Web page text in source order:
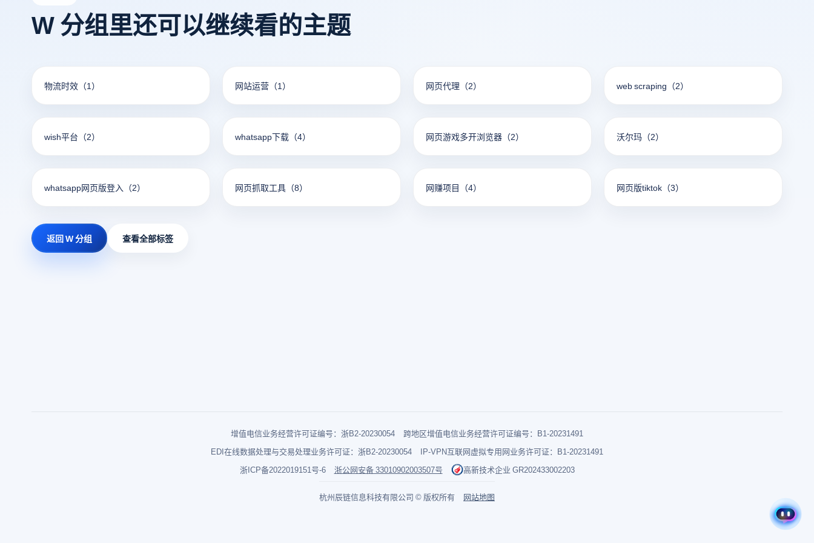
W 分组里还可以继续看的主题
物流时效 （1） 网站运营 （1） 网页代理 （2） web scraping （2）
wish平台 （2） whatsapp下载 （4） 网页游戏多开浏览器 （2） 沃尔玛 （2）
whatsapp网页版登入 （2） 网页抓取工具 （8） 网赚项目 （4） 网页版tiktok （3）
返回 W 分组 查看全部标签
增值电信业务经营许可证编号：浙B2-20230054
跨地区增值电信业务经营许可证编号：B1-20231491
EDI在线数据处理与交易处理业务许可证：浙B2-20230054
IP-VPN互联网虚拟专用网业务许可证：B1-20231491
浙ICP备2022019151号-6
浙公网安备 33010902003507号 高新技术企业 GR202433002203
杭州辰链信息科技有限公司 © 版权所有 网站地图